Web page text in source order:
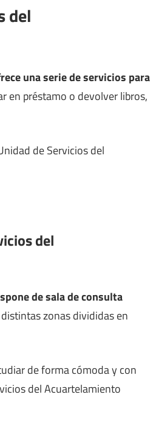
del
una serie de servicios para
en préstamo o devolver libros,
de Servicios del
del
de sala de consulta
zonas divididas en
de forma cómoda y con
del Acuartelamiento